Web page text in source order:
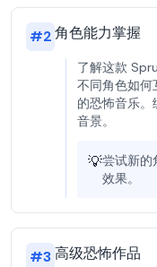
#2角色能力掌握
了解这款
不同角色如何
的恐怖音乐
音景。
💡尝试新的
效果。
#3高级恐怖作品